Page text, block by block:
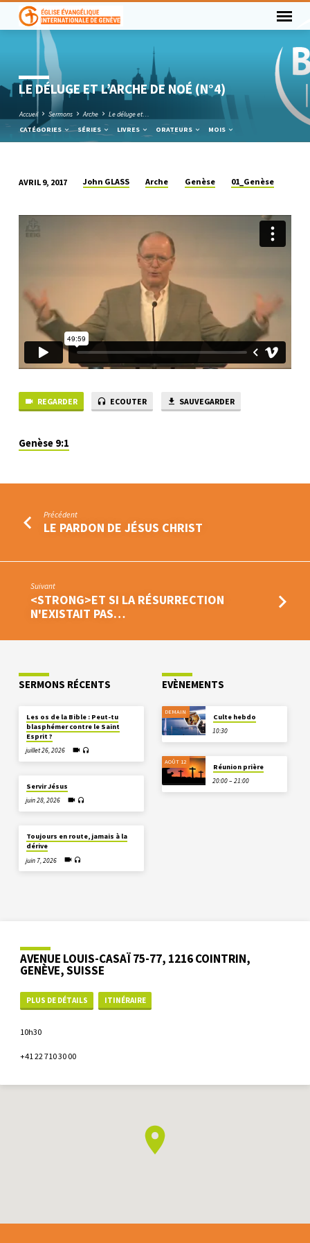
LE DÉLUGE ET L’ARCHE DE NOÉ (N°4)
Accueil Sermons Arche
Le déluge et…
CATÉGORIES
SÉRIES LIVRES ORATEURS MOIS
DÉLUGE
ET
(N°4)
AVRIL 9, 2017 John GLASS Arche Genèse 01_Genèse
REGARDER ECOUTER SAUVEGARDER
Genèse 9:1
Précédent
LE PARDON DE JÉSUS CHRIST
Suivant
<STRONG>ET SI LA RÉSURRECTION
N'EXISTAIT PAS…
SERMONS RÉCENTS
Les os de la Bible : Peut-tu
blasphémer contre le Saint
Esprit ?
juillet 26, 2026
Servir Jésus
juin 28, 2026
Toujours en route, jamais à la
dérive
juin 7, 2026
EVÈNEMENTS
DEMAIN
Culte hebdo
10:30
AOÛT 12
Réunion prière
20:00 – 21:00
AVENUE LOUIS-CASAÏ 75-77, 1216 COINTRIN,
GENÈVE, SUISSE
PLUS DE DÉTAILS ITINÉRAIRE
10h30
+41 22 710 30 00